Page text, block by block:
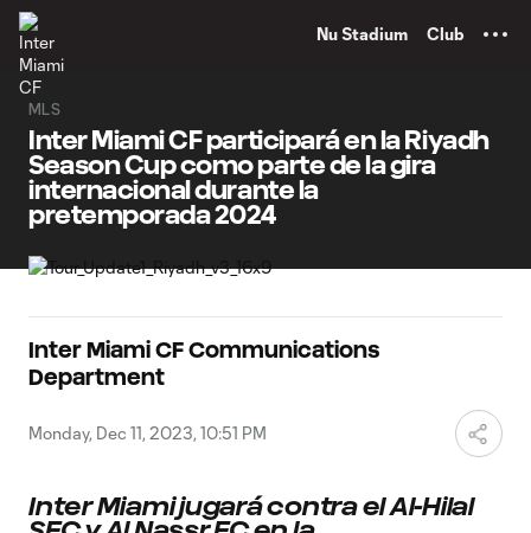
Nu Stadium Club
MLS
Inter Miami CF participará en la Riyadh
Season Cup como parte de la gira
internacional durante la
pretemporada 2024
Inter Miami CF Communications
Department
Monday, Dec 11, 2023, 10:51 PM
Inter Miami jugará contra el Al-Hilal